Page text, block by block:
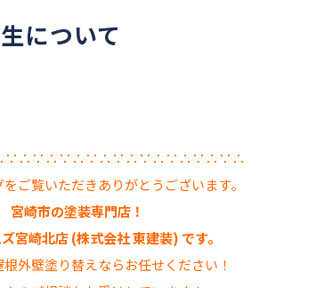
について
ご覧いただきありがとうございます。
宮崎市の塗装専門店！
宮崎北店 (株式会社 東建装) です。
外壁塗り替えならお任せください！